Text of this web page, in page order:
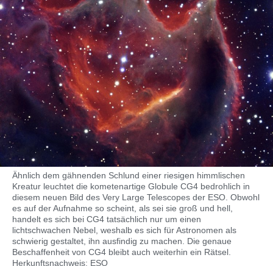
Ähnlich dem gähnenden Schlund einer riesigen himmlischen
Kreatur leuchtet die kometenartige Globule CG4 bedrohlich in
diesem neuen Bild des Very Large Telescopes der ESO. Obwohl
es auf der Aufnahme so scheint, als sei sie groß und hell,
handelt es sich bei CG4 tatsächlich nur um einen
lichtschwachen Nebel, weshalb es sich für Astronomen als
schwierig gestaltet, ihn ausfindig zu machen. Die genaue
Beschaffenheit von CG4 bleibt auch weiterhin ein Rätsel.
Herkunftsnachweis: ESO